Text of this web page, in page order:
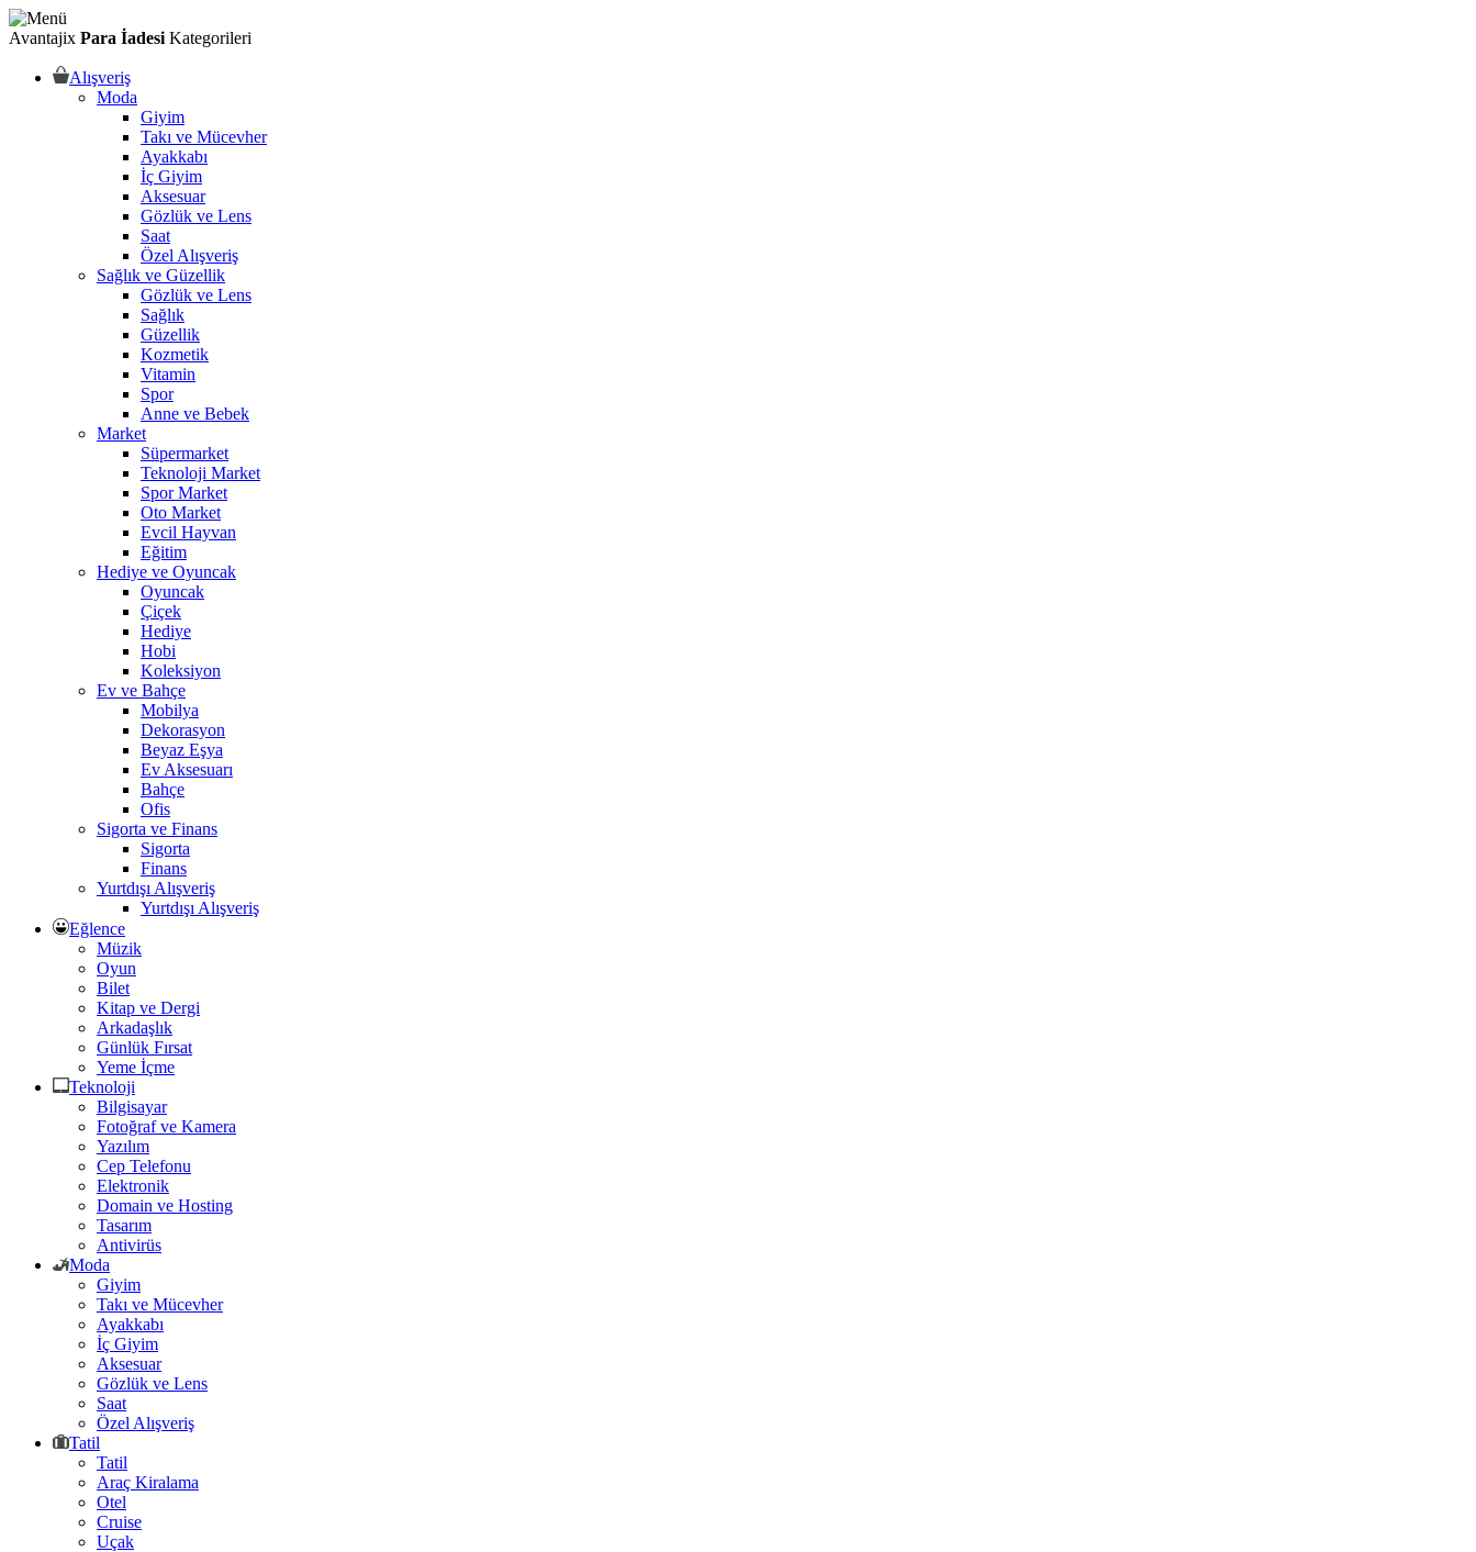
Avantajix Para İadesi Kategorileri
Alışveriş
Moda
Giyim
Takı ve Mücevher
Ayakkabı
İç Giyim
Aksesuar
Gözlük ve Lens
Saat
Özel Alışveriş
Sağlık ve Güzellik
Gözlük ve Lens
Sağlık
Güzellik
Kozmetik
Vitamin
Spor
Anne ve Bebek
Market
Süpermarket
Teknoloji Market
Spor Market
Oto Market
Evcil Hayvan
Eğitim
Hediye ve Oyuncak
Oyuncak
Çiçek
Hediye
Hobi
Koleksiyon
Ev ve Bahçe
Mobilya
Dekorasyon
Beyaz Eşya
Ev Aksesuarı
Bahçe
Ofis
Sigorta ve Finans
Sigorta
Finans
Yurtdışı Alışveriş
Yurtdışı Alışveriş
Eğlence
Müzik
Oyun
Bilet
Kitap ve Dergi
Arkadaşlık
Günlük Fırsat
Yeme İçme
Teknoloji
Bilgisayar
Fotoğraf ve Kamera
Yazılım
Cep Telefonu
Elektronik
Domain ve Hosting
Tasarım
Antivirüs
Moda
Giyim
Takı ve Mücevher
Ayakkabı
İç Giyim
Aksesuar
Gözlük ve Lens
Saat
Özel Alışveriş
Tatil
Tatil
Araç Kiralama
Otel
Cruise
Uçak